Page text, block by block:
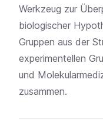
Werkzeug zur
biologischer
Gruppen aus der
experimentellen
und
zusammen.